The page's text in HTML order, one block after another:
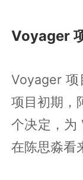
Voyager
Voyager 项
项目初期，
个决定，为
在陈思淼看